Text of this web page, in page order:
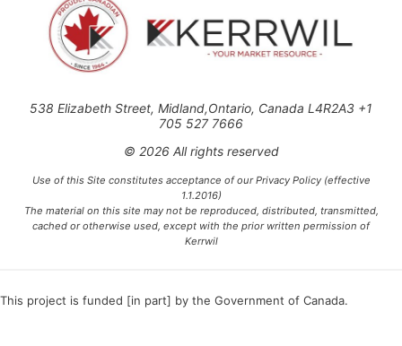
538 Elizabeth Street, Midland,Ontario, Canada L4R2A3 +1
705 527 7666
© 2026 All rights reserved
Use of this Site constitutes acceptance of our Privacy Policy (effective
1.1.2016)
The material on this site may not be reproduced, distributed, transmitted,
cached or otherwise used, except with the prior written permission of
Kerrwil
This project is funded [in part] by the Government of Canada.